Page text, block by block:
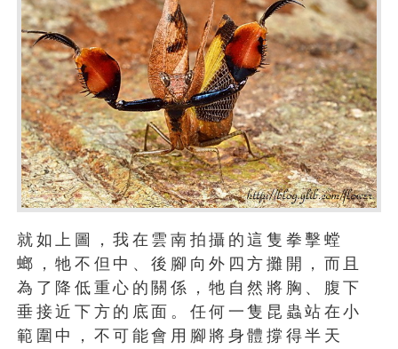
就如上圖，我在雲南拍攝的這隻拳擊螳
螂，牠不但中、後腳向外四方攤開，而且
為了降低重心的關係，牠自然將胸、腹下
垂接近下方的底面。任何一隻昆蟲站在小
範圍中，不可能會用腳將身體撐得半天